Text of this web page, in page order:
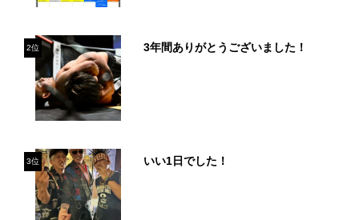
2位 3年間ありがとうございました！
3位 いい1日でした！